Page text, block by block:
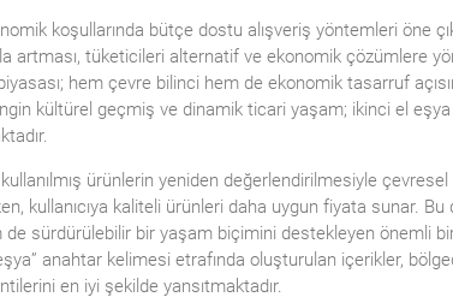
koşullarında bütçe dostu alışveriş yöntemleri öne
artması, tüketicileri alternatif ve ekonomik çözümlere
hem çevre bilinci hem de ekonomik tasarruf
kültürel geçmiş ve dinamik ticari yaşam; ikinci el
ürünlerin yeniden değerlendirilmesiyle çevresel
kullanıcıya kaliteli ürünleri daha uygun fiyata sunar.
de sürdürülebilir bir yaşam biçimini destekleyen önemli
anahtar kelimesi etrafında oluşturulan içerikler,
en iyi şekilde yansıtmaktadır.